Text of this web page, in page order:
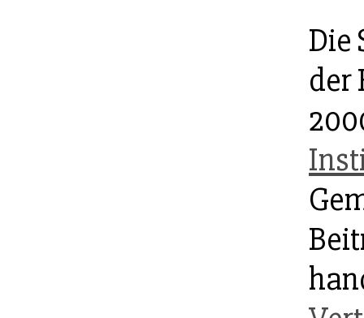
Die
der